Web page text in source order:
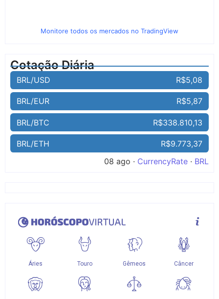
Monitore todos os mercados no TradingView
Cotação Diária
BRL/USD R$5,08
BRL/EUR R$5,87
BRL/BTC R$338.810,13
BRL/ETH
R$9.773,37
08 ago · CurrencyRate · BRL